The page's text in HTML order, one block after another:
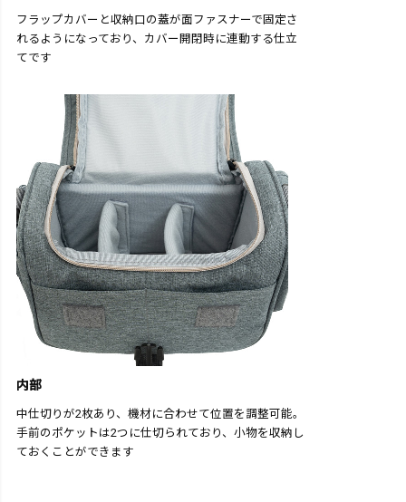
フラップカバーと収納口の蓋が面ファスナーで固定さ
れるようになっており、カバー開閉時に連動する仕立
てです
内部
中仕切りが2枚あり、機材に合わせて位置を調整可能。
手前のポケットは2つに仕切られており、小物を収納し
ておくことができます